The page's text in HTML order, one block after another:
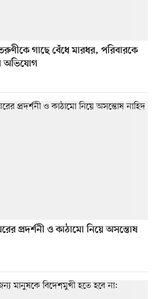
গাছে বেঁধে মারধর, পরিবারকে
অভিযোগ
প্রদর্শনী ও কাঠামো নিয়ে অসন্তোষ